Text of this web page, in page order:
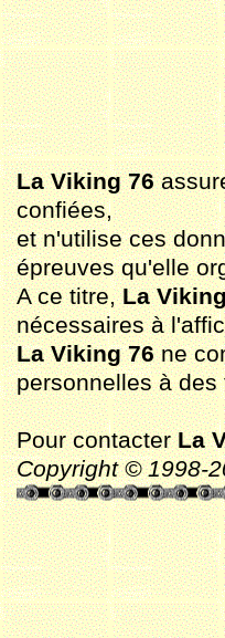
La Viking 76
confiées,
et n'utilise ces
épreuves qu'elle
A ce titre,La
nécessaires à
La Viking 76ne
personnelles à des
Pour contacterLa
Copyright © 1998-